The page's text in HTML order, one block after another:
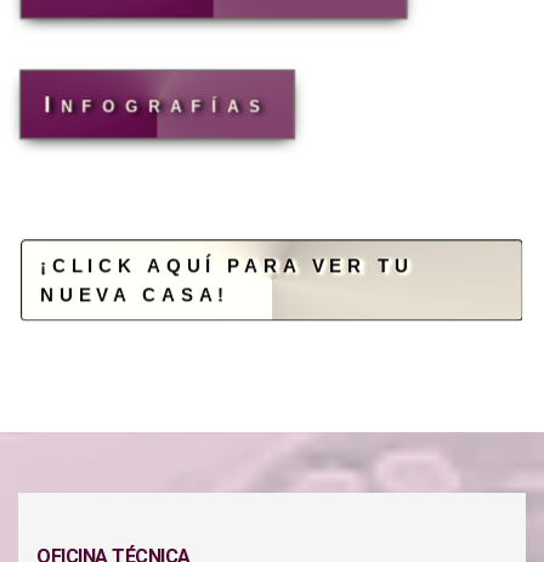
Infografías
¡CLICK AQUÍ PARA VER TU
NUEVA CASA!
OFICINA TÉCNICA